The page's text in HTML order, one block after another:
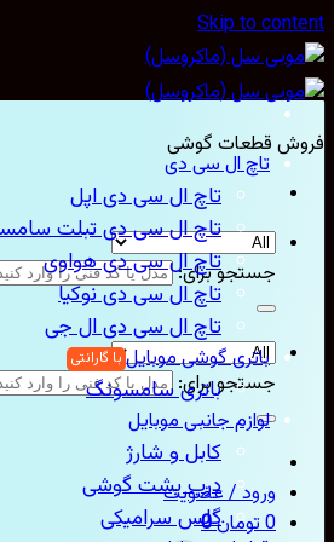
Skip to
قطعات گوشی
جستجو برای:
جستجو برای:
ورود / عضویت
تومان0
تاچ ال سی دی
تاچ ال سی دی اپل
تاچ ال سی دی تبلت سامسونگ
تاچ ال سی دی هواوی
تاچ ال سی دی نوکیا
تاچ ال سی دی ال جی
باتری گوشی موبایل
باتری سامسونگ
لوازم جانبی موبایل
کابل و شارژ
درب پشت گوشی
گلس سرامیکی